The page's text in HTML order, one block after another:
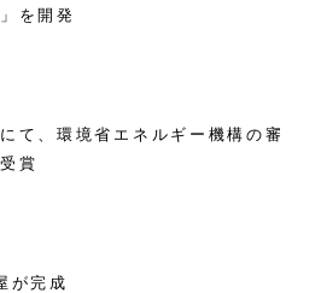
を開発
て、環境省エネルギー機構の審
賞
が完成